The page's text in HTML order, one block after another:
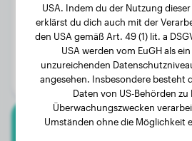
Gewicht:
Geschlecht:
USA. Indem du der Nutzung
erklärst du dich auch mit der
den USA gemäß Art. 49 (1) lit. a
USA werden vom EuGH als
unzureichenden
angesehen. Insbesondere besteht
Daten von US-Behörden
Überwachungszwecken
Umständen ohne die Möglichkeit